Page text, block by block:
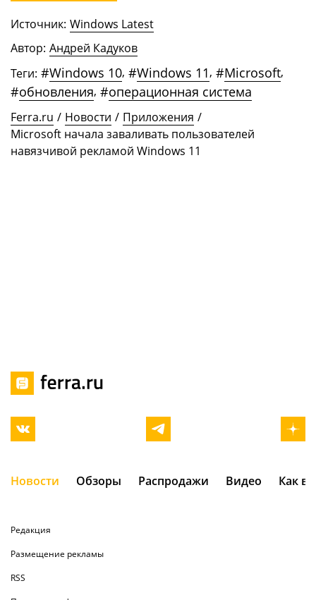
Источник: Windows Latest
Автор: Андрей Кадуков
Теги: #Windows 10, #Windows 11, #Microsoft,
#обновления, #операционная система
Ferra.ru / Новости / Приложения /
Microsoft начала заваливать пользователей
навязчивой рекламой Windows 11
Новости Обзоры Распродажи Видео Как
Редакция
Размещение рекламы
RSS